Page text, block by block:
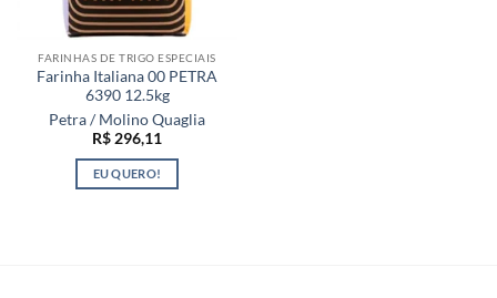
FARINHAS DE TRIGO ESPECIAIS
Farinha Italiana 00 PETRA
6390 12.5kg
Petra / Molino Quaglia
R$296,11
EU QUERO!